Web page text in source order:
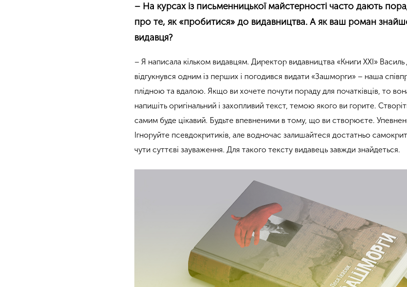
– На курсах із письменницької майстерності часто дають
про те, як «пробитися» до видавництва. А як ваш роман
видавця?
– Я написала кільком видавцям. Директор видавництва «Книги ХХІ»
відгукнувся одним із перших і погодився видати «Зашморги» – наша
плідною та вдалою. Якщо ви хочете почути пораду для початківців, то
напишіть оригінальний і захопливий текст, темою якого ви горите.
самим буде цікавий. Будьте впевненими в тому, що ви створюєте.
Ігноруйте псевдокритиків, але водночас залишайтеся достатньо
чути суттєві зауваження. Для такого тексту видавець завжди знайдеться.